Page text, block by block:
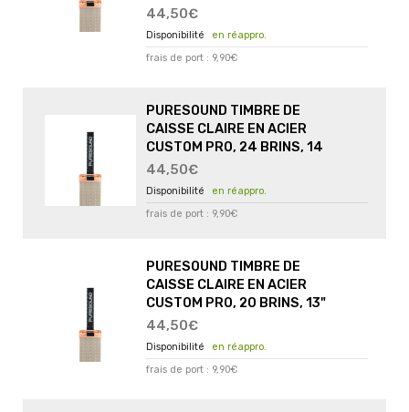
44,50€
en réappro.
frais de port : 9,90€
PURESOUND TIMBRE DE
CAISSE CLAIRE EN ACIER
CUSTOM PRO, 24 BRINS, 14
44,50€
en réappro.
frais de port : 9,90€
PURESOUND TIMBRE DE
CAISSE CLAIRE EN ACIER
CUSTOM PRO, 20 BRINS, 13"
44,50€
en réappro.
frais de port : 9,90€